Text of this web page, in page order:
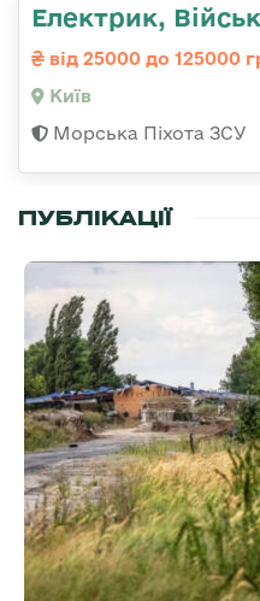
Електрик,
від 25000 до 125000
Київ
Морська Піхота ЗСУ
ПУБЛІКАЦІЇ